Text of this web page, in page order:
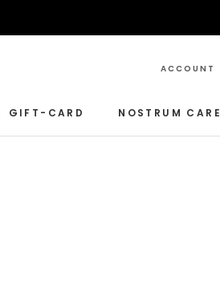
GIFT-CARD
NOSTRUM CARE
ACCOUNT